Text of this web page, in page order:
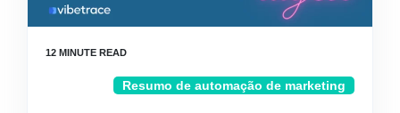
Resumo de automação de marketing